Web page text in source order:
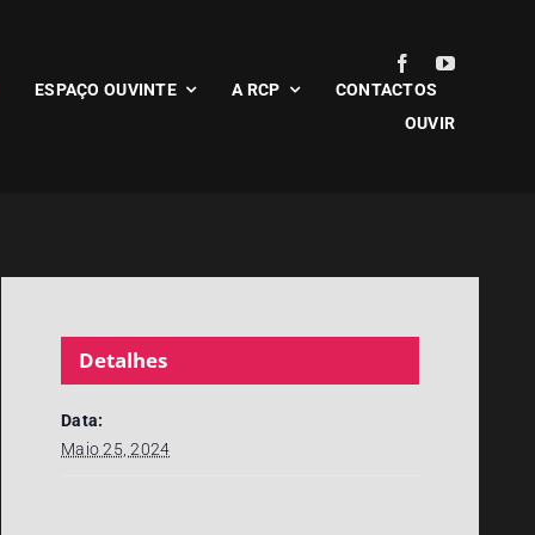
ESPAÇO OUVINTE A RCP
CONTACTOS
OUVIR
Detalhes
Data:
Maio 25, 2024